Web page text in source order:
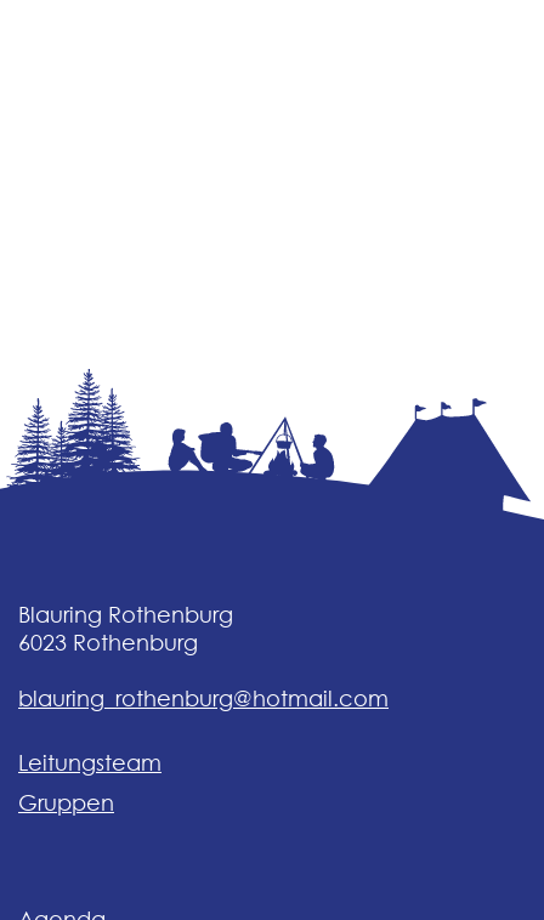
Blauring Rothenburg
6023 Rothenburg
blauring_rothenburg@hotmail.com
Leitungsteam
Gruppen